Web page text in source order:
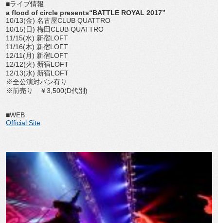
■ライブ情報
a flood of circle presents“BATTLE ROYAL 2017”
10/13(金) 名古屋CLUB QUATTRO
10/15(日) 梅田CLUB QUATTRO
11/15(水) 新宿LOFT
11/16(木) 新宿LOFT
12/11(月) 新宿LOFT
12/12(火) 新宿LOFT
12/13(水) 新宿LOFT
※全公演対バン有り
※前売り ￥3,500(D代別)
■WEB
Official Site